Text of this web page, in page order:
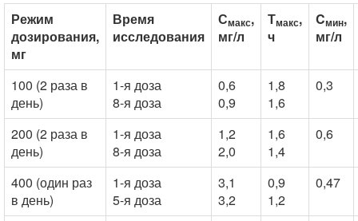
Режим
дозирования,
мг
Время
исследования
Смакс,
мг/л
Тмакс,
ч
Cмин,
мг/л
100 (2 раза в
день)
1-я доза
8-я доза
0,6
0,9
1,8
1,6
0,3
200 (2 раза в
день)
1-я доза
8-я доза
1,2
2,0
1,6
1,4
0,6
400 (один раз
в день)
1-я доза
5-я доза
3,1
3,2
0,9
1,2
0,47